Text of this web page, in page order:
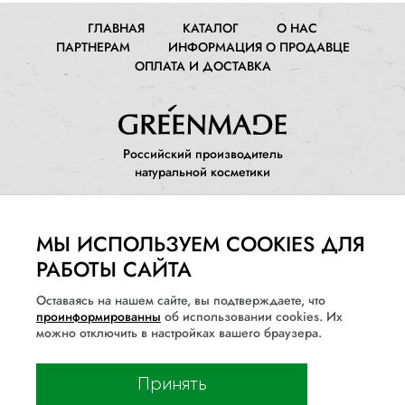
ГЛАВНАЯ КАТАЛОГ
О НАС
ПАРТНЕРАМ
ИНФОРМАЦИЯ О ПРОДАВЦЕ
ОПЛАТА И ДОСТАВКА
Российский производитель
натуральной косметики
ПРАВОВЫЕ ДОКУМЕНТЫ
Политика конфиденциальности
Информация о порядке и сроках возврата товара и
Программа лояльности
МЫ ИСПОЛЬЗУЕМ COOKIES ДЛЯ
РАБОТЫ САЙТА
Оставаясь на нашем сайте, вы подтверждаете, что
проинформированны об использовании cookies. Их
можно отключить в настройках вашего браузера.
Принять